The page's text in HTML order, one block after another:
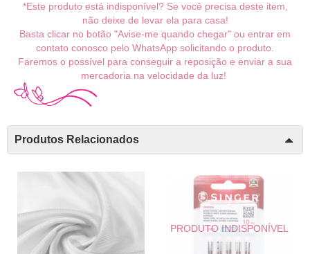
*Este produto está indisponível? Se você precisa deste item,
não deixe de levar ela para casa!
Basta clicar no botão "Avise-me quando chegar" ou entrar em
contato conosco pelo WhatsApp solicitando o produto.
Faremos o possível para conseguir a reposição e enviar a sua
mercadoria na velocidade da luz!
Produtos Relacionados